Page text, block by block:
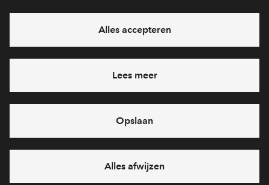
0887122811
feestdagen)
vandaag gesloten, zaterdag zijn we vanaf
10:00 uur weer
bereikbaar
via chat en telefoon